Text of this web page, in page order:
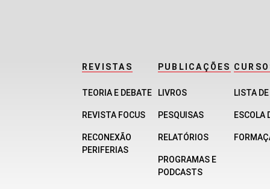
REVISTAS
TEORIA E DEBATE
REVISTA FOCUS
RECONEXÃO
PERIFERIAS
PUBLICAÇÕES
LIVROS
PESQUISAS
RELATÓRIOS
PROGRAMAS E
PODCASTS
LISTA
ESCOLA